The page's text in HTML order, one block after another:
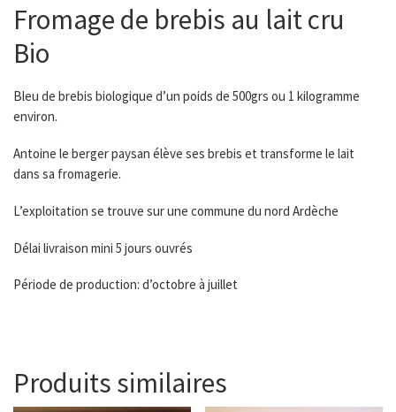
Fromage de brebis au lait cru
Bio
Bleu de brebis biologique d’un poids de 500grs ou 1 kilogramme
environ.
Antoine le berger paysan élève ses brebis et transforme le lait
dans sa fromagerie.
L’exploitation se trouve sur une commune du nord Ardèche
Délai livraison mini 5 jours ouvrés
Période de production: d’octobre à juillet
Produits similaires